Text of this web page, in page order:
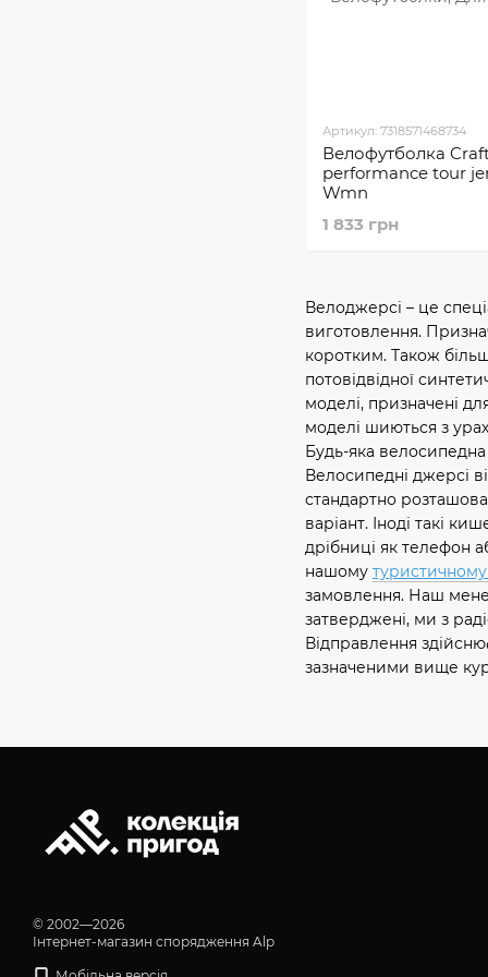
Велоджерсі – це
виготовлення.
коротким. Також
потовідвідної
моделі, призначені
моделі шиються з
Будь-яка
Велосипедні джерсі
стандартно
варіант. Іноді такі
дрібниці як телефон
нашому туристичному
замовлення. Наш
затверджені, ми з
Відправлення
зазначеними вище
Артикул: 7318571468734
Велофутболка
performance tour
Wmn
1 833 грн
© 2002—2026
Інтернет-магазин спорядження Alp